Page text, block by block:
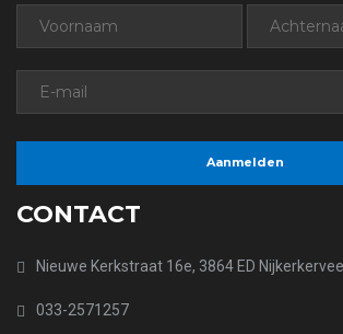
CONTACT
Nieuwe Kerkstraat 16e, 3864 ED
033-2571257